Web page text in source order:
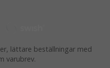
lättare beställningar med
varubrev.